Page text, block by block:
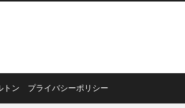
トン プライバシーポリシー